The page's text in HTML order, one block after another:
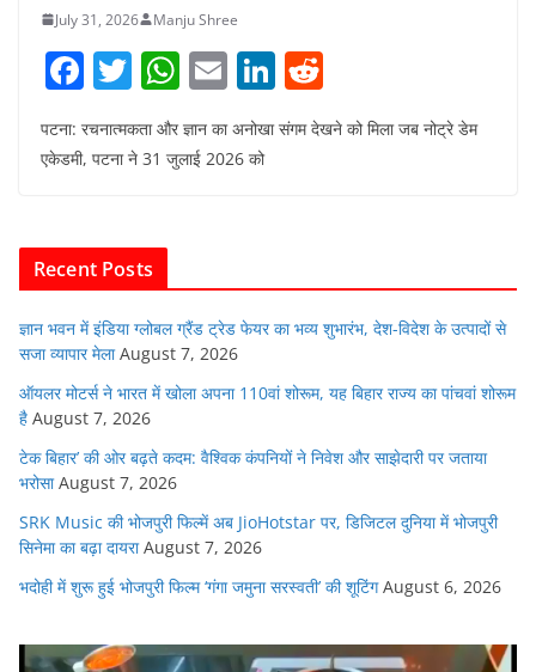
July 31, 2026 Manju Shree
F
c
o
o
k
T
itt
W
at
p
E
m
ai
Li
n
k
e
d
पटना: रचनात्मकता और ज्ञान का अनोखा संगम देखने को मिला जब नोट्रे डेम
एकेडमी, पटना ने 31 जुलाई 2026 को
Recent Posts
ज्ञान भवन में इंडिया ग्लोबल ग्रैंड ट्रेड फेयर का भव्य शुभारंभ, देश-विदेश के उत्पादों से
सजा व्यापार मेला August 7, 2026
ऑयलर मोटर्स ने भारत में खोला अपना 110वां शोरूम, यह बिहार राज्य का पांचवां शोरूम
है August 7, 2026
टेक बिहार’ की ओर बढ़ते कदम: वैश्विक कंपनियों ने निवेश और साझेदारी पर जताया
भरोसा August 7, 2026
SRK Music की भोजपुरी फिल्में अब JioHotstar पर, डिजिटल दुनिया में भोजपुरी
सिनेमा का बढ़ा दायरा August 7, 2026
भदोही में शुरू हुई भोजपुरी फिल्म ‘गंगा जमुना सरस्वती’ की शूटिंग August 6, 2026